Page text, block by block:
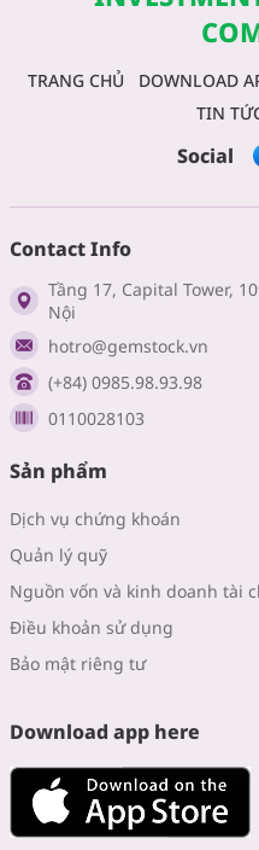
TRANG CHỦ DOWNLOAD
TIN
Social
Contact Info
Tầng 17, Capital Tower,
Nội
hotro@gemstock.vn
(+84) 0985.98.93.98
0110028103
Sản phẩm
Dịch vụ chứng khoán
Quản lý quỹ
Nguồn vốn và kinh doanh tài
Điều khoản sử dụng
Bảo mật riêng tư
Download app here